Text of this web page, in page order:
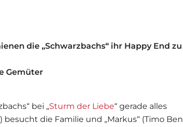
die „Schwarzbachs“ ihr Happy End zu
Gemüter
bei „Sturm der Liebe“ gerade alles
besucht die Familie und „Markus“ (Timo Ben